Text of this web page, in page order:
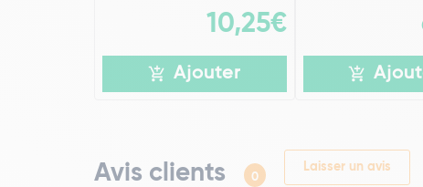
10,25€
Ajouter
Avis clients 0
Laisser un avis